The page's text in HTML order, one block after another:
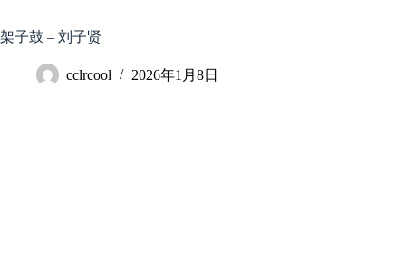
至
内
架子鼓 – 刘子贤
cclrcool 2026年1月8日